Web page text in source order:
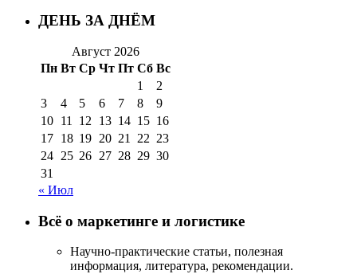
ДЕНЬ ЗА ДНЁМ
Август 2026
Пн Вт Ср Чт Пт Сб Вс
1
2
3
4 5 6 7 8
9
10 11 12 13 14 15 16
17 18 19 20 21 22 23
24 25 26 27 28 29 30
31
« Июл
Всё о маркетинге и логистике
Научно-практические статьи, полезная
информация, литература, рекомендации.